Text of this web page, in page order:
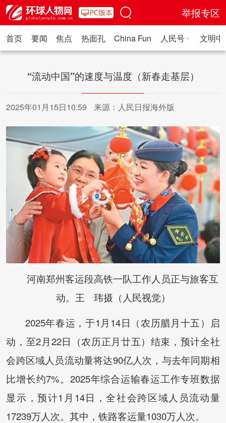
举报专区
首页 要闻 焦点 热面孔 China Fun 人民号 文明
“流动中国”的速度与温度（新春走基层）
2025年01月15日10:59 来源：人民日报海外版
河南郑州客运段高铁一队工作人员正与旅客互
动。王 玮摄（人民视觉）
2025年春运，于1月14日（农历腊月十五）启
动，至2月22日（农历正月廿五）结束，预计全社
会跨区域人员流动量将达90亿人次，与去年同期相
比增长约7%。2025年综合运输春运工作专班数据
显示，预计1月14日，全社会跨区域人员流动量
17239万人次。其中，铁路客运量1030万人次。